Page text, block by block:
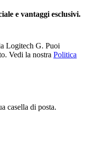
e vantaggi esclusivi.
Logitech G. Puoi
Vedi la nostra Politica
casella di posta.